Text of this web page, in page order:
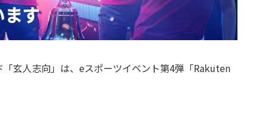
玄人志向」は、eスポーツイベント第4弾「Rakuten